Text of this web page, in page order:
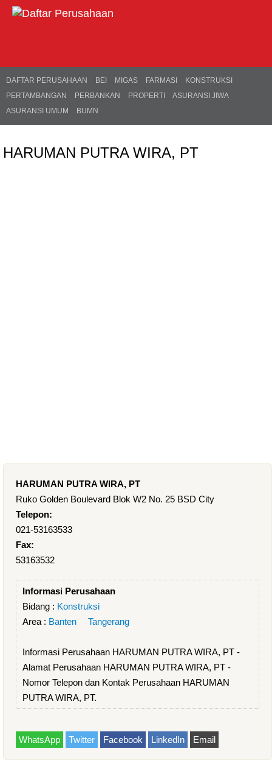
DAFTAR PERUSAHAAN BEI MIGAS FARMASI
KONSTRUKSI
PERTAMBANGAN
PERBANKAN PROPERTI
ASURANSI JIWA
ASURANSI UMUM
BUMN
HARUMAN PUTRA WIRA, PT
HARUMAN PUTRA WIRA, PT
Ruko Golden Boulevard Blok W2 No. 25 BSD City
Telepon:
021-53163533
Fax:
53163532
Informasi Perusahaan
Bidang : Konstruksi
Area : Banten Tangerang
Informasi Perusahaan HARUMAN PUTRA WIRA, PT -
Alamat Perusahaan HARUMAN PUTRA WIRA, PT -
Nomor Telepon dan Kontak Perusahaan HARUMAN
PUTRA WIRA, PT.
WhatsApp Twitter Facebook LinkedIn Email